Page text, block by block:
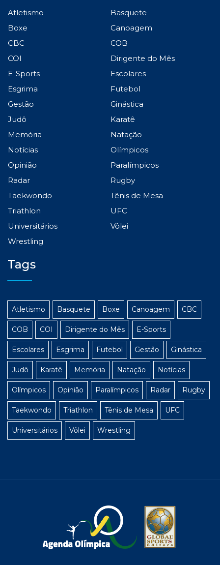
Atletismo
Basquete
Boxe
Canoagem
CBC
COB
COI
Dirigente do Mês
E-Sports
Escolares
Esgrima
Futebol
Gestão
Ginástica
Judô
Karatê
Memória
Natação
Notícias
Olímpicos
Opinião
Paralímpicos
Radar
Rugby
Taekwondo
Tênis de Mesa
Triathlon
UFC
Universitários
Vôlei
Wrestling
Tags
Atletismo Basquete Boxe Canoagem CBC
COB COI Dirigente do Mês E-Sports
Escolares Esgrima Futebol Gestão Ginástica
Judô Karatê Memória Natação Notícias
Olímpicos Opinião Paralímpicos Radar Rugby
Taekwondo Triathlon Tênis de Mesa UFC
Universitários Vôlei Wrestling